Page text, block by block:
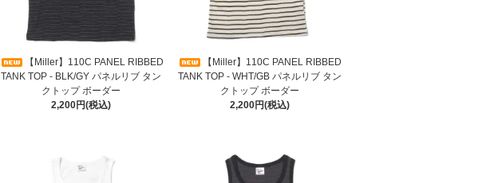
【Miller】110C PANEL RIBBED
TANK TOP - BLK/GY パネルリブ タン
クトップ ボーダー
2,200円(税込)
【Miller】110C PANEL RIBBED
TANK TOP - WHT/GB パネルリブ タン
クトップ ボーダー
2,200円(税込)